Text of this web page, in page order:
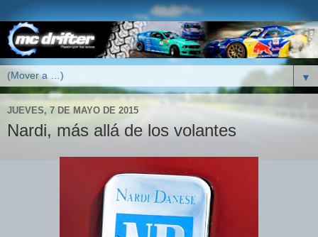
▼
JUEVES, 7 DE MAYO DE 2015
Nardi, más allá de los volantes